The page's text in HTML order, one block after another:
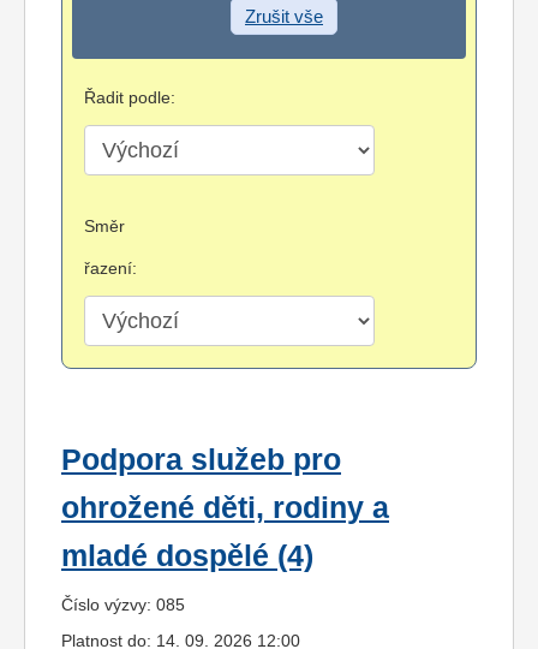
Zrušit vše
Řadit podle:
Směr
řazení:
Podpora služeb pro
ohrožené děti, rodiny a
mladé dospělé (4)
Číslo výzvy: 085
Platnost do: 14. 09. 2026 12:00